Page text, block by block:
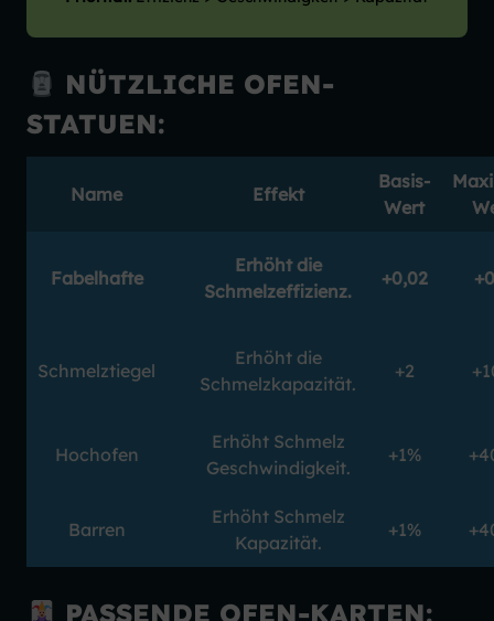
NÜTZLICHE OFEN-
STATUEN:
Name Effekt
Basis-
Wert
Fabelhafte
Erhöht die
Schmelzeffizienz.
+0,02
Schmelztiegel
Erhöht die
Schmelzkapazität.
+2
Hochofen
Erhöht Schmelz
Geschwindigkeit.
+1%
Barren
Erhöht Schmelz
Kapazität.
+1%
PASSENDE OFEN-KARTEN: